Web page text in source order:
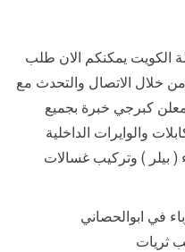
الكويت يمكنكم الان طلب
خلال الاتصال والتحدث مع
كبرجي خبرة بجميع
والوايرات الداخلية
( بيلر ) وتركيب غسالات
في ابوالحصاني
ثريات